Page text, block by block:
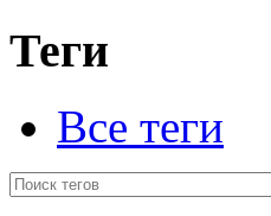
Теги
Все теги